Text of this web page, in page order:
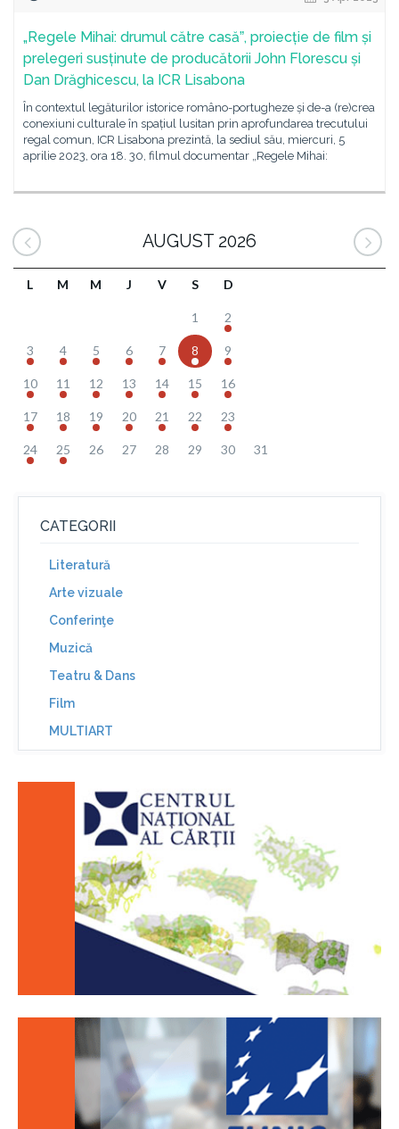
„Regele Mihai: drumul către casăˮ, proiecție de film și
prelegeri susținute de producătorii John Florescu și
Dan Drăghicescu, la ICR Lisabona
În contextul legăturilor istorice româno-portugheze și de-a (re)crea
conexiuni culturale în spațiul lusitan prin aprofundarea trecutului
regal comun, ICR Lisabona prezintă, la sediul său, miercuri, 5
aprilie 2023, ora 18. 30, filmul documentar „Regele Mihai:
AUGUST 2026
L M M J V S D
1 2
3 4 5 6 7 8 9
10 11 12 13 14 15 16
17 18 19 20 21 22 23
24 25 26 27 28 29 30 31
CATEGORII
Literatură
Arte vizuale
Conferinţe
Muzică
Teatru & Dans
Film
MULTIART